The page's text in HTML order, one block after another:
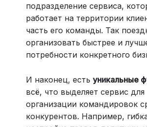
подразделение сервиса,
работает на территории
часть его команды. Так
организовать быстрее и
потребности конкретного
И наконец, есть уникальные
всё, что выделяет сервис для
организации командировок
конкурентов. Например,